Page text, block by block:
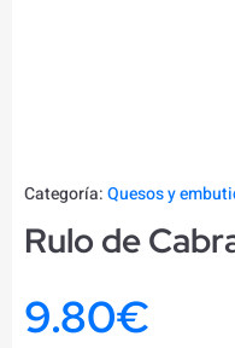
Categoría:Quesos y
Rulo de
9.80€